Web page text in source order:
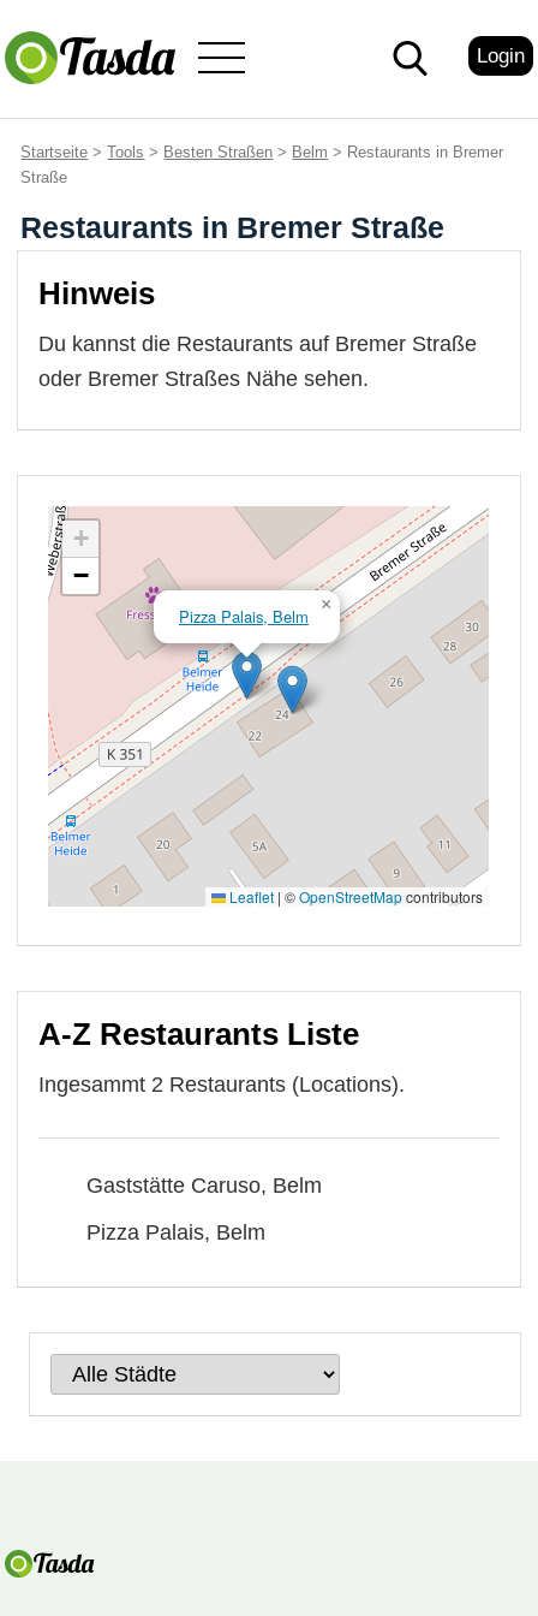
Login
Startseite >Tools > Besten Straßen > Belm > Restaurants in Bremer
Straße
Restaurants in Bremer Straße
Hinweis
Du kannst die Restaurants auf Bremer Straße
oder Bremer Straßes Nähe sehen.
A-Z Restaurants Liste
Ingesammt 2 Restaurants (Locations).
Gaststätte Caruso, Belm
Pizza Palais, Belm